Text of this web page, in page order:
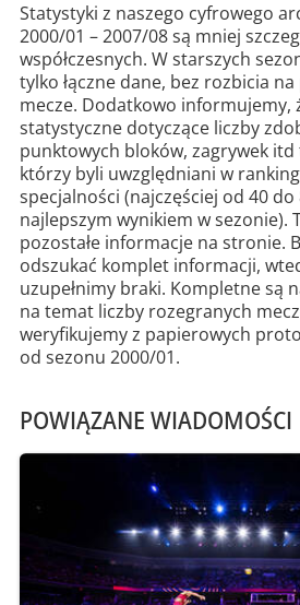
Statystyki z naszego cyfrowego
2000/01 – 2007/08 są mniej
współczesnych. W starszych
tylko łączne dane, bez rozbicia
mecze. Dodatkowo informujemy,
statystyczne dotyczące liczby
punktowych bloków, zagrywek
którzy byli uwzględniani w
specjalności (najczęściej od 40 do
najlepszym wynikiem w sezonie).
pozostałe informacje na stronie.
odszukać komplet informacji,
uzupełnimy braki. Kompletne są
na temat liczby rozegranych
weryfikujemy z papierowych
od sezonu 2000/01.
POWIĄZANE WIADOMOŚCI